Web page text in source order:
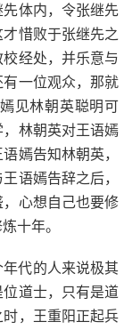
体内，令张继先
惜败于张继先之
经处，并乐意与
一位观众，那就
见林朝英聪明可
林朝英对王语嫣
嫣告知林朝英，
语嫣告辞之后，
心想自己也要修
十年。
代的人来说极其
道士，只有是道
，王重阳正起兵